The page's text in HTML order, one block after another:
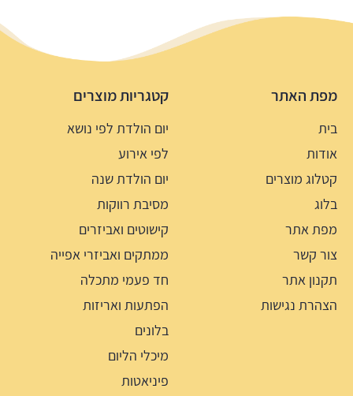
מפת האתר
בית
אודות
קטלוג מוצרים
בלוג
מפת אתר
צור קשר
תקנון אתר
הצהרת נגישות
קטגריות מוצרים
יום הולדת לפי נושא
לפי אירוע
יום הולדת שנה
מסיבת רווקות
קישוטים ואביזרים
ממתקים ואביזרי אפייה
חד פעמי מתכלה
הפתעות ואריזות
בלונים
מיכלי הליום
פיניאטות